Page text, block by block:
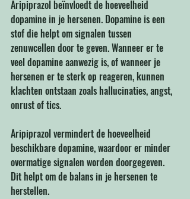
Aripiprazol beïnvloedt de hoeveelheid
dopamine in je hersenen. Dopamine is een
stof die helpt om signalen tussen
zenuwcellen door te geven. Wanneer er te
veel dopamine aanwezig is, of wanneer je
hersenen er te sterk op reageren, kunnen
klachten ontstaan zoals hallucinaties, angst,
onrust of tics.
Aripiprazol vermindert de hoeveelheid
beschikbare dopamine, waardoor er minder
overmatige signalen worden doorgegeven.
Dit helpt om de balans in je hersenen te
herstellen.